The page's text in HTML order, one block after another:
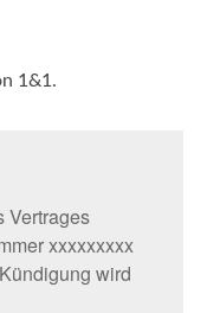
1&1.
Vertrages
xxxxxxxxx
wird